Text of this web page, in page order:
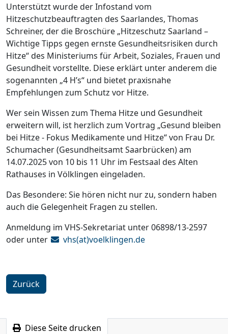
Unterstützt wurde der Infostand vom
Hitzeschutzbeauftragten des Saarlandes, Thomas
Schreiner, der die Broschüre „Hitzeschutz Saarland –
Wichtige Tipps gegen ernste Gesundheitsrisiken durch
Hitze“ des Ministeriums für Arbeit, Soziales, Frauen und
Gesundheit vorstellte. Diese erklärt unter anderem die
sogenannten „4 H’s“ und bietet praxisnahe
Empfehlungen zum Schutz vor Hitze.
Wer sein Wissen zum Thema Hitze und Gesundheit
erweitern will, ist herzlich zum Vortrag „Gesund bleiben
bei Hitze - Fokus Medikamente und Hitze“ von Frau Dr.
Schumacher (Gesundheitsamt Saarbrücken) am
14.07.2025 von 10 bis 11 Uhr im Festsaal des Alten
Rathauses in Völklingen eingeladen.
Das Besondere: Sie hören nicht nur zu, sondern haben
auch die Gelegenheit Fragen zu stellen.
Anmeldung im VHS-Sekretariat unter 06898/13-2597
oder unter
vhs(at)voelklingen.de
Zurück
Diese Seite drucken